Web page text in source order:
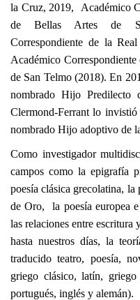
la Cruz, 2019, Académico
de Bellas Artes de
Correspondiente de la
Académico
de San Telmo (2018). En
nombrado Hijo
Clermond-Ferrant lo invistió
nombrado Hijo adoptivo de
Como investigador
campos como la epigrafía
poesía clásica grecolatina,
de Oro, la poesía europea e
las relaciones entre escritura
hasta nuestros días, la
traducido teatro, poesía,
griego clásico, latín, griego
portugués, inglés y alemán).